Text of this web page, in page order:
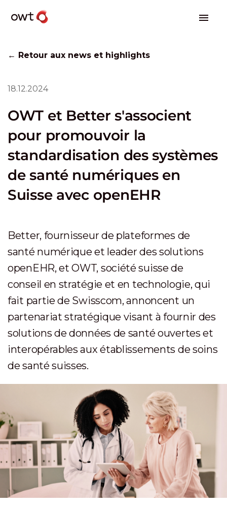
← Retour aux news et highlights
18.12.2024
OWT et Better s'associent
pour promouvoir la
standardisation des systèmes
de santé numériques en
Suisse avec openEHR
Better, fournisseur de plateformes de
santé numérique et leader des solutions
openEHR, et OWT, société suisse de
conseil en stratégie et en technologie, qui
fait partie de Swisscom, annoncent un
partenariat stratégique visant à fournir des
solutions de données de santé ouvertes et
interopérables aux établissements de soins
de santé suisses.